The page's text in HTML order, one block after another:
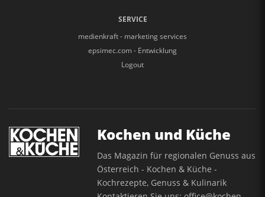
SERVICE
medienkraft - marketing services
epsimec.com - Entwicklung
Logout
Kochen und Küche
Das Magazin für regionalen Genuss aus
Österreich - Kochen & Küche -
Kochrezepte, Genuss & Kulinarik